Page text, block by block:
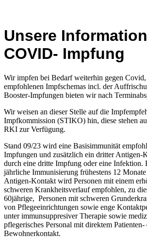
Unsere
COVID- Impfung
Wir impfen bei Bedarf weiterhin gegen
empfohlenen Impfschemas incl. der
Booster-Impfungen bieten wir nach
Wir weisen an dieser Stelle auf die
Impfkommission (STIKO) hin, diese stehen
RKI zur Verfügung.
Stand 09/23 wird eine Basisimmunität
Impfungen und zusätzlich ein dritter Antigen-
durch eine dritte Impfung oder eine Infektion.
jährliche Immunisierung frühestens 12
Antigen-Kontakt wird Personen mit einem
schweren Krankheitsverlauf empfohlen, zu
60jährige, Personen mit schweren
von Pflegeeinrichtungen sowie enge
unter immunsuppresiver Therapie sowie
pflegerisches Personal mit direktem Patienten-
Bewohnerkontakt.